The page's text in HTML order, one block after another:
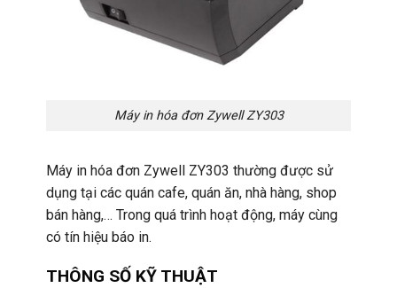
Máy in hóa đơn Zywell ZY303
Máy in hóa đơn Zywell ZY303 thường được sử
dụng tại các quán cafe, quán ăn, nhà hàng, shop
bán hàng,… Trong quá trình hoạt động, máy cùng
có tín hiệu báo in.
THÔNG SỐ KỸ THUẬT